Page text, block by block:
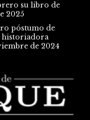
su libro de
2025
póstumo de
historiadora
de 2024